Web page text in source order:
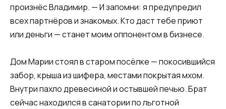
произнёс Владимир. — И запомни: я предупредил
всех партнёров и знакомых. Кто даст тебе приют
или деньги — станет моим оппонентом в бизнесе.
Дом Марии стоял в старом посёлке — покосившийся
забор, крыша из шифера, местами покрытая мхом.
Внутри пахло древесиной и остывшей печью. Брат
сейчас находился в санатории по льготной